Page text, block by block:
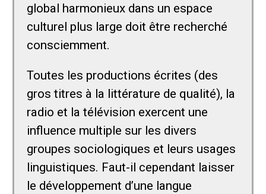
global harmonieux dans un espace
culturel plus large doit être recherché
consciemment.
Toutes les productions écrites (des
gros titres à la littérature de qualité), la
radio et la télévision exercent une
influence multiple sur les divers
groupes sociologiques et leurs usages
linguistiques. Faut-il cependant laisser
le développement d’une langue